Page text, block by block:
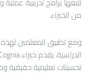
من الخبراء.
ومع تطبيق المعلمين لهذه
تحسينات تعليمية حقيقية